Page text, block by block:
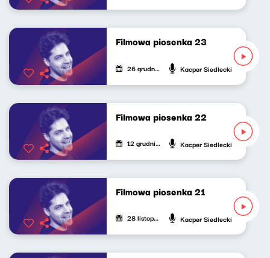
Filmowa piosenka 23
26 grudnia 2022 Kacper Siedlecki
Filmowa piosenka 22
12 grudnia 2022 Kacper Siedlecki
Filmowa piosenka 21
28 listopada 2022 Kacper Siedlecki